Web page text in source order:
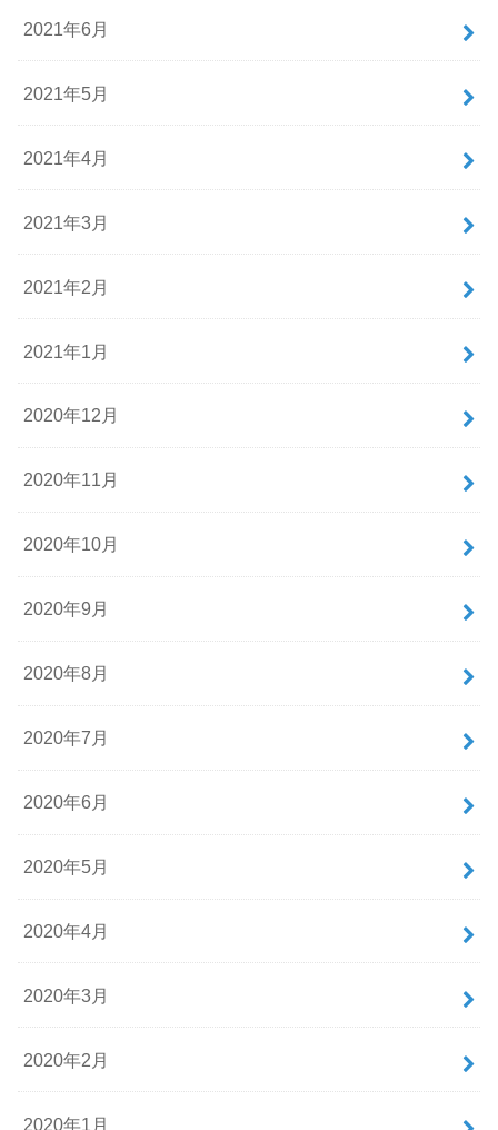
2021年6月
2021年5月
2021年4月
2021年3月
2021年2月
2021年1月
2020年12月
2020年11月
2020年10月
2020年9月
2020年8月
2020年7月
2020年6月
2020年5月
2020年4月
2020年3月
2020年2月
2020年1月